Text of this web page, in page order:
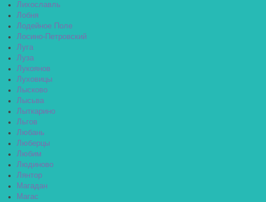
Лихославль
Лобня
Лодейное Поле
Лосино-Петровский
Луга
Луза
Лукоянов
Луховицы
Лысково
Лысьва
Лыткарино
Льгов
Любань
Люберцы
Любим
Людиново
Лянтор
Магадан
Магас